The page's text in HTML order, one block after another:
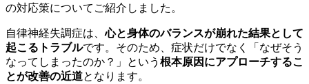
の対応策についてご紹介しました。
自律神経失調症は、心と身体のバランスが崩れた結果として
起こるトラブルです。そのため、症状だけでなく「なぜそう
なってしまったのか？」という 根本原因にアプローチするこ
とが改善の近道となります。